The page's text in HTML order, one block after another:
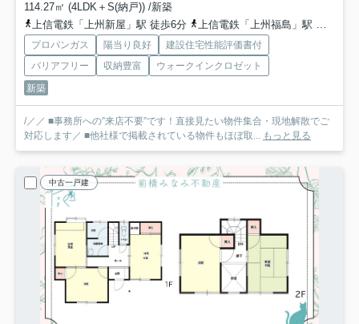
114.27㎡ (4LDK＋S(納戸)) /新築
上信電鉄「上州新屋」駅 徒歩6分
上信電鉄「上州福島」駅 徒歩25分
プロパンガス 陽当り良好
建設住宅性能評価書付
バリアフリー
収納豊富
ウォークインクロゼット
新築
/／／ ■事務所への”来店不要”です！直接見たい物件集合・現地解散でご
対応します／ ■他社様で掲載されている物件もほぼ取... もっと見る
中古一戸建